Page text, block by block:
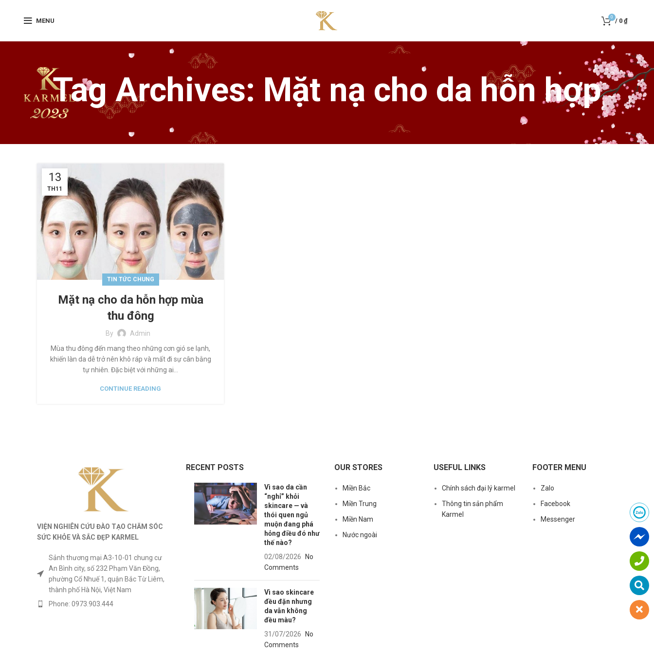
MENU
0
/ 0₫
Tag Archives: Mặt nạ cho da hỗn hợp
13
TH11
TIN TỨC CHUNG
Mặt nạ cho da hỗn hợp mùa
thu đông
By
Admin
Mùa thu đông đến mang theo những cơn gió se lạnh,
khiến làn da dễ trở nên khô ráp và mất đi sự cân bằng
tự nhiên. Đặc biệt với những ai...
CONTINUE READING
VIỆN NGHIÊN CỨU ĐÀO TẠO CHĂM SÓC
SỨC KHỎEVÀSẮC ĐẸP KARMEL
Sảnh thương mại A3-10-01 chung cư
An Bình city, số 232 Phạm Văn Đồng,
phường Cổ Nhuế 1, quận Bắc Từ Liêm,
thành phố Hà Nội, Việt Nam
Phone: 0973.903.444
RECENT POSTS
Vì sao da cần
“nghỉ” khỏi
skincare — và
thói quen ngủ
muộn đang phá
hỏng điều đó như
thế nào?
02/08/2026 No
Comments
Vì sao skincare
đều đặn nhưng
da vẫn không
đều màu?
31/07/2026 No
Comments
OUR STORES
Miền Bắc
Miền Trung
Miền Nam
Nước ngoài
USEFUL LINKS
Chính sách đại lý karmel
Thông tin sản phẩm
Karmel
FOOTER MENU
Zalo
Facebook
Messenger